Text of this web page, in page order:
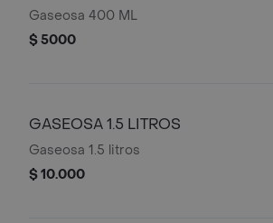
Gaseosa 400 ML
$ 5000
GASEOSA 1.5 LITROS
Gaseosa 1.5 litros
$ 10.000